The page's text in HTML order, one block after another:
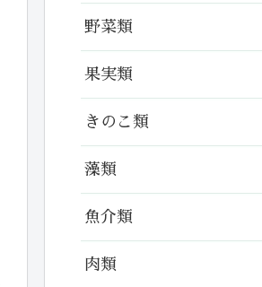
野菜類
果実類
きのこ類
藻類
魚介類
肉類